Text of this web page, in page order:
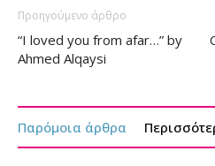
Προηγούμενο άρθρο
“I loved you from afar…” by
Ahmed Alqaysi
Παρόμοια άρθρα